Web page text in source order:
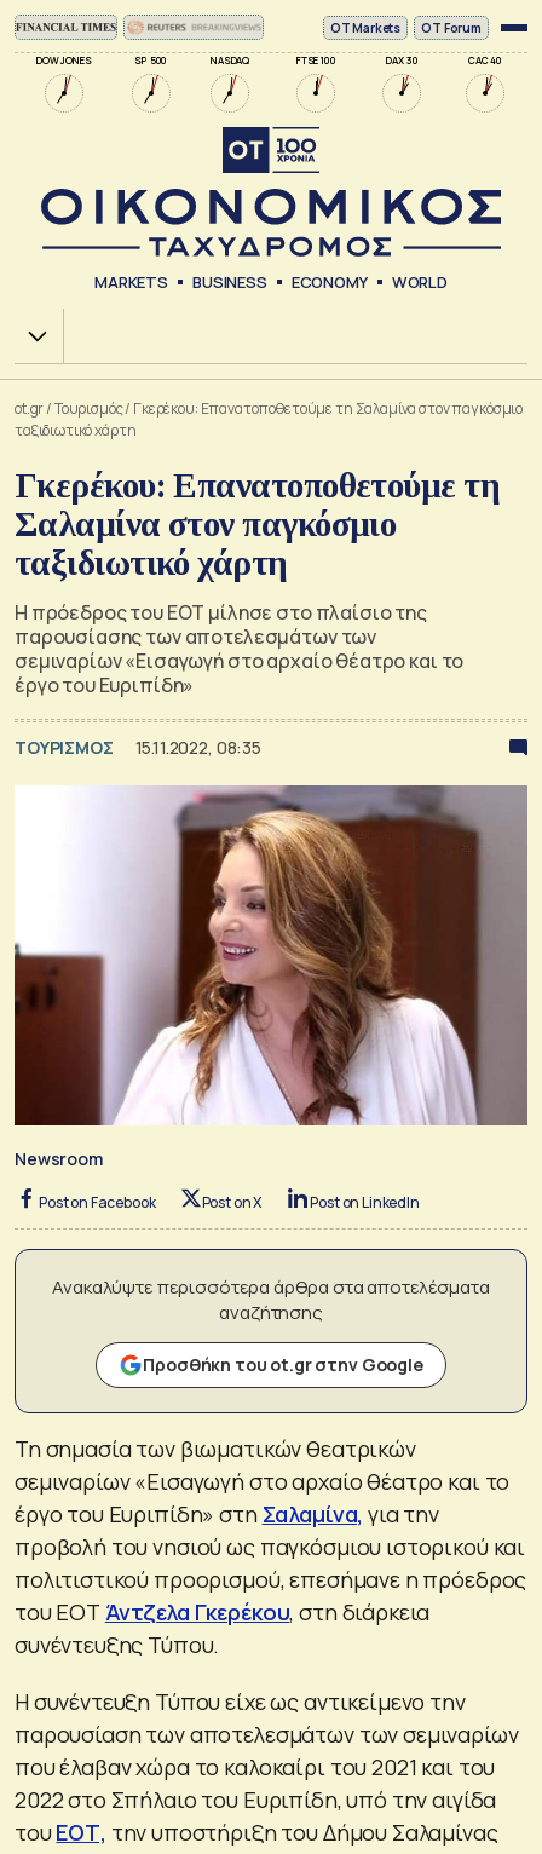
DOW JONES SP 500 NASDAQ FTSE 100 DAX 30 CAC 40
ΟΤ Markets OT Forum
MARKETS BUSINESS ECONOMY WORLD
Χ.Α.
ot.gr/Τουρισμός/ Γκερέκου: Επανατοποθετούμε τη Σαλαμίνα στον παγκόσμιο
ταξιδιωτικό χάρτη
Γκερέκου: Επανατοποθετούμε τη
Σαλαμίνα στον παγκόσμιο
ταξιδιωτικό χάρτη
Η πρόεδρος του ΕΟΤ μίλησε στο πλαίσιο της
παρουσίασης των αποτελεσμάτων των
σεμιναρίων «Εισαγωγή στο αρχαίο θέατρο και το
έργο του Ευριπίδη»
ΤΟΥΡΙΣΜΟΣ 15.11.2022, 08:35
Newsroom
Post on Facebook Post on X Post on LinkedIn
Ανακαλύψτε περισσότερα άρθρα στα αποτελέσματα
αναζήτησης
Προσθήκη του ot.gr στην Google
Τη σημασία των βιωματικών θεατρικών
σεμιναρίων «Εισαγωγή στο αρχαίο θέατρο και το
έργο του Ευριπίδη» στη Σαλαμίνα, για την
προβολή του νησιού ως παγκόσμιου ιστορικού και
πολιτιστικού προορισμού, επεσήμανε η πρόεδρος
του ΕΟΤ Άντζελα Γκερέκου, στη διάρκεια
συνέντευξης Τύπου.
Η συνέντευξη Τύπου είχε ως αντικείμενο την
παρουσίαση των αποτελεσμάτων των σεμιναρίων
που έλαβαν χώρα το καλοκαίρι του 2021 και του
2022 στο Σπήλαιο του Ευριπίδη, υπό την αιγίδα
τουΕΟΤ, την υποστήριξη του Δήμου Σαλαμίνας